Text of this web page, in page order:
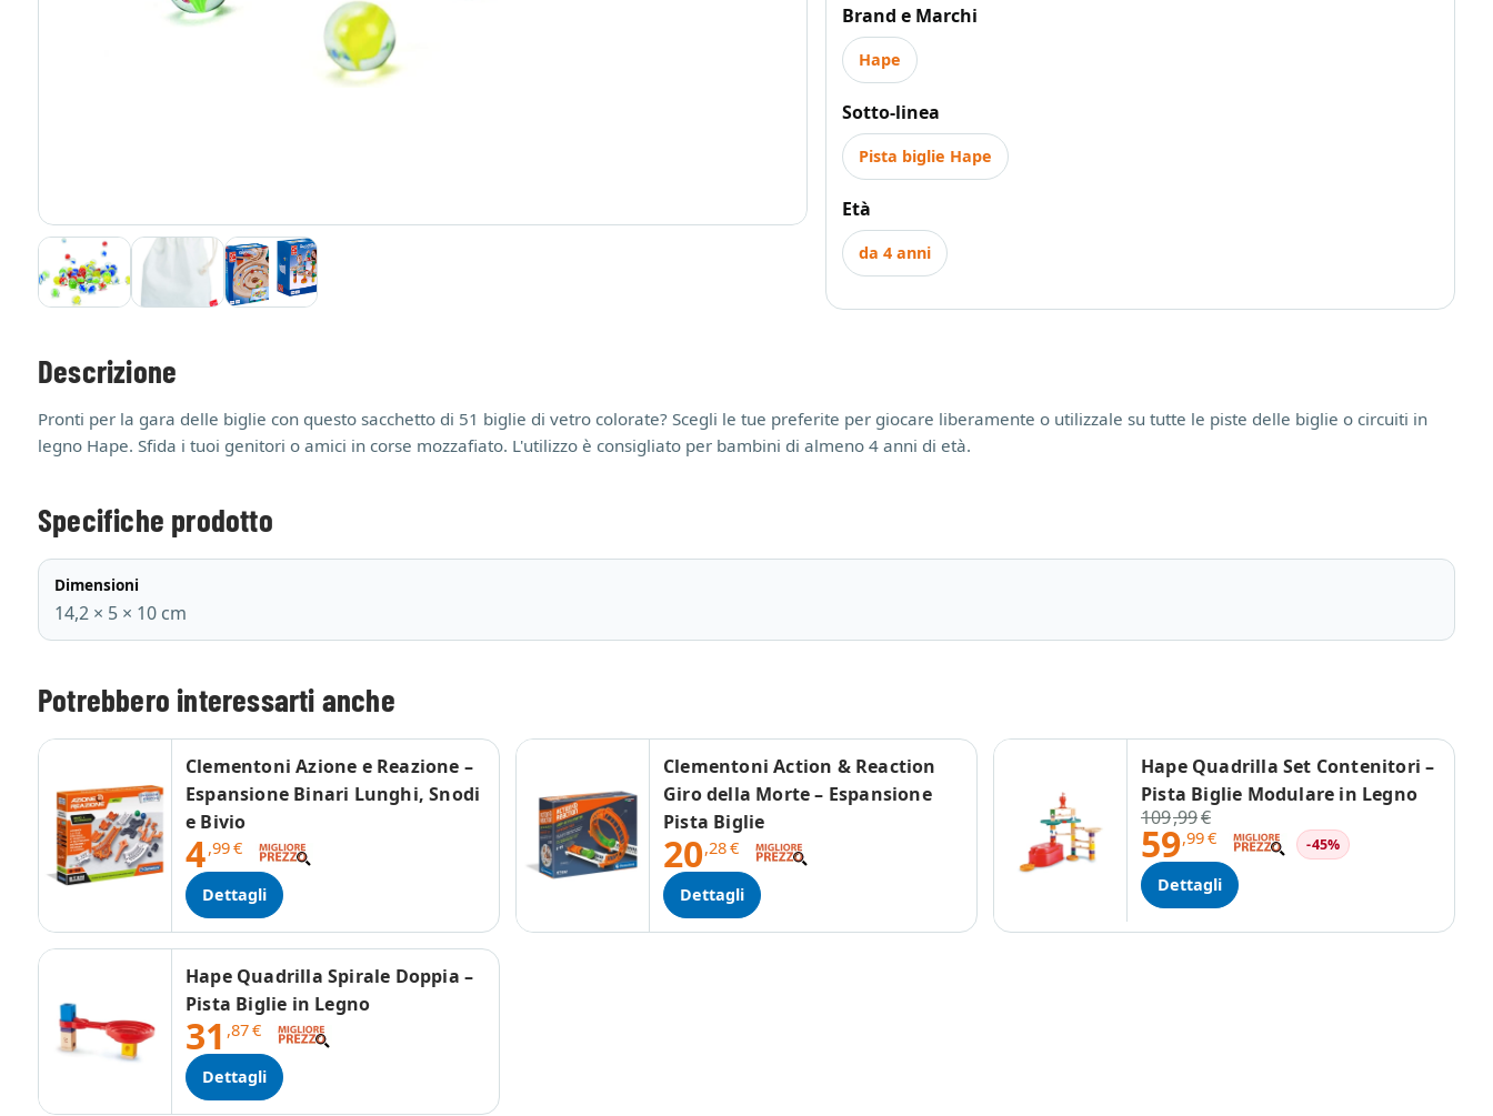
Brand e Marchi
Hape
Sotto-linea
Pista biglie Hape
Età
da 4 anni
Descrizione
Pronti per la gara delle biglie con questo sacchetto di 51 biglie di vetro colorate? Scegli le tue preferite per giocare liberamente o utilizzale su tutte le piste delle biglie o circuiti in
legno Hape. Sfida i tuoi genitori o amici in corse mozzafiato. L'utilizzo è consigliato per bambini di almeno 4 anni di età.
Specifiche prodotto
Dimensioni
14,2 × 5 × 10 cm
Potrebbero interessarti anche
Clementoni Azione e Reazione –
Espansione Binari Lunghi, Snodi
e Bivio
4,99€
Dettagli
Clementoni Action & Reaction
Giro della Morte – Espansione
Pista Biglie
20,28€
Dettagli
Hape Quadrilla Set Contenitori –
Pista Biglie Modulare in Legno
109,99€
59,99€ -45%
Dettagli
Hape Quadrilla Spirale Doppia –
Pista Biglie in Legno
31 ,87€
Dettagli